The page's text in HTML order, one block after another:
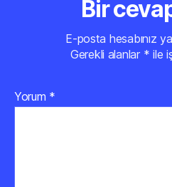
Bir
E-posta hesabınız
Gerekli alanlar * ile
Yorum *